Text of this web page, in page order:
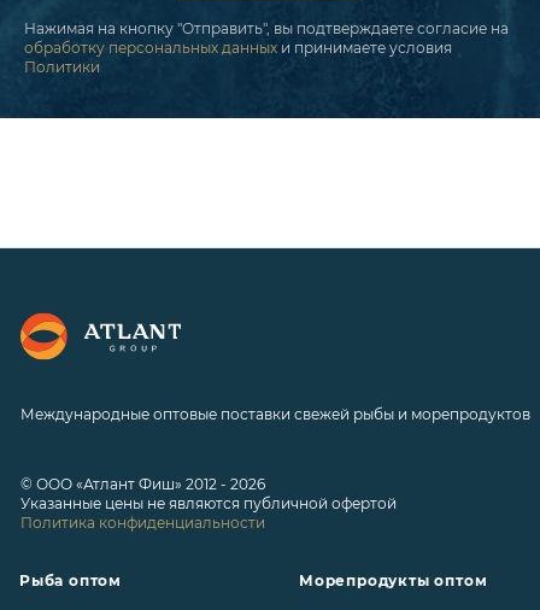
Нажимая на кнопку "Отправить", вы подтверждаете согласие на
обработку персональных данных и принимаете условия
Политики
Международные оптовые поставки свежей рыбы и морепродуктов
© ООО «Атлант Фиш» 2012 - 2026
Указанные цены не являются публичной офертой
Политика конфиденциальности
Рыба оптом Морепродукты оптом